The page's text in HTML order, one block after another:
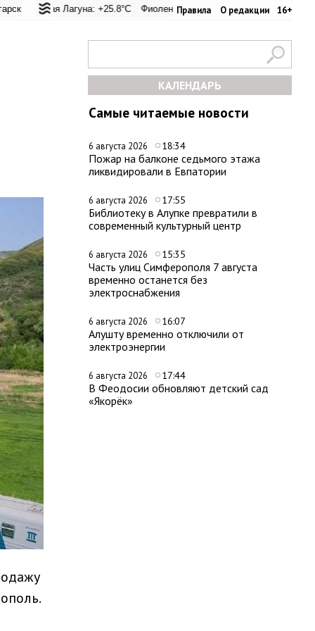
Правила О редакции 16+
Лагуна: +25.8°C Фиолент: +26.1°C Казачья бухта: +26.2°C
+25.4°C Евпатория: +31.2°C Керчь: +31.1°C Никитский сад:
КАЛЕНДАРЬ
Самые читаемые новости
6 августа 2026 18:34
Пожар на балконе седьмого этажа
ликвидировали в Евпатории
6 августа 2026 17:55
Библиотеку в Алупке превратили в
современный культурный центр
6 августа 2026 15:35
Часть улиц Симферополя 7 августа
временно останется без
электроснабжения
6 августа 2026 16:07
Алушту временно отключили от
электроэнергии
6 августа 2026 17:44
В Феодосии обновляют детский сад
«Якорёк»